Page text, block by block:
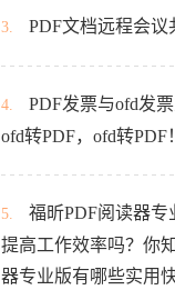
3. PDF文档远程会议
4.
PDF发票与ofd发
ofd转PDF，ofd转PDF！
5.
福昕PDF阅读器
提高工作效率吗？你
器专业版有哪些实用